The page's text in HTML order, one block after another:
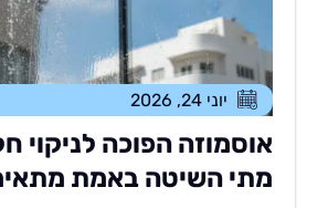
יוני 24, 2026
הפוכה לניקוי חלונות:
השיטה באמת מתאימה?